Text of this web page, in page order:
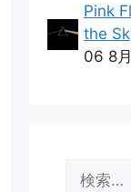
Pink
the
06 8